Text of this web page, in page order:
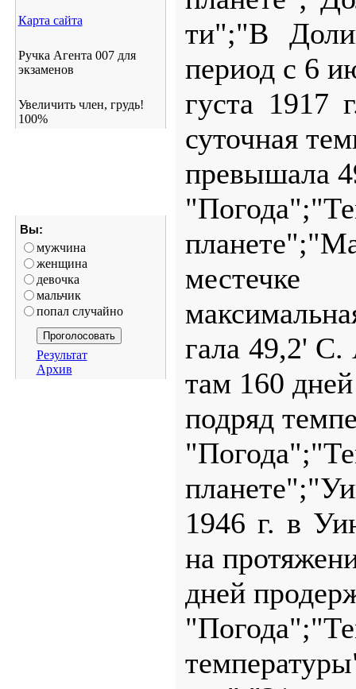
Карта сайта
Ручка Агента 007 для
экзаменов
Увеличить член, грудь!
100%
Вы:
мужчина
женщина
девочка
мальчик
попал случайно
Результат
Архив
ти";"В
период с 6
густа 1917
суточная
превышала
местечке
гала 49,2' С.
там 160 дней
подряд
1946 г. в
на
дней